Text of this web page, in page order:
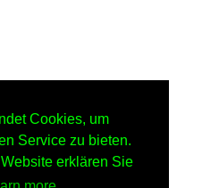
Cookies, um
Service zu bieten.
erklären Sie